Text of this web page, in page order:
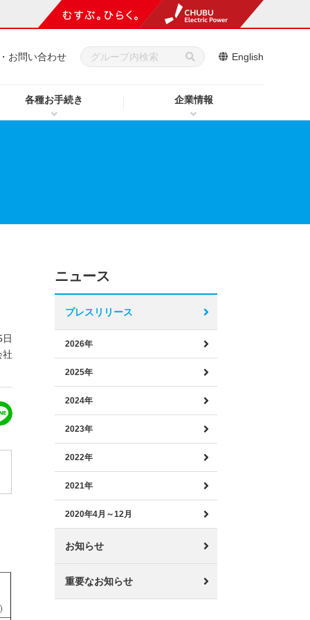
各種お手続き 企業情報
お問い合わせ English
社
ニュース
プレスリリース
2026年
2025年
2024年
2023年
2022年
2021年
2020年4月～12月
お知らせ
重要なお知らせ